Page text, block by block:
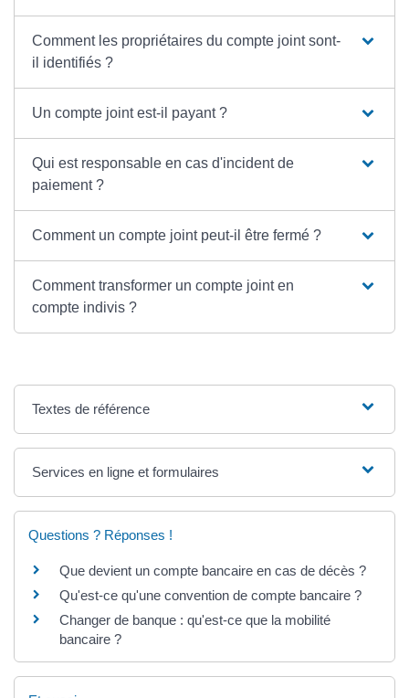
Comment les propriétaires du compte joint sont-
il identifiés ?
Un compte joint est-il payant ?
Qui est responsable en cas d'incident de
paiement ?
Comment un compte joint peut-il être fermé ?
Comment transformer un compte joint en
compte indivis ?
Textes de référence
Services en ligne et formulaires
Questions ? Réponses !
Que devient un compte bancaire en cas de décès ?
Qu'est-ce qu'une convention de compte bancaire ?
Changer de banque : qu'est-ce que la mobilité
bancaire ?